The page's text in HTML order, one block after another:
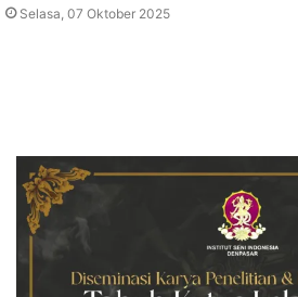
Selasa, 07 Oktober 2025